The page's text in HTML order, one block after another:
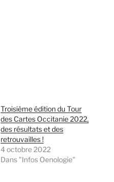
Troisième édition du Tour
des Cartes Occitanie 2022,
des résultats et des
retrouvailles !
4 octobre 2022
Dans "Infos Oenologie"